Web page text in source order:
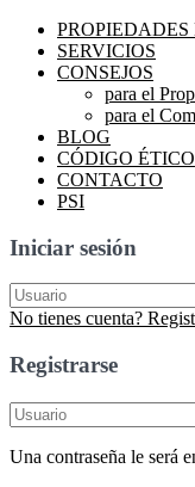
SERVICIOS
CONSEJOS
para el
para el
BLOG
CÓDIGO ÉTICO
CONTACTO
PSI
Iniciar sesión
No tienes cuenta?
Registrarse
Una contraseña le será